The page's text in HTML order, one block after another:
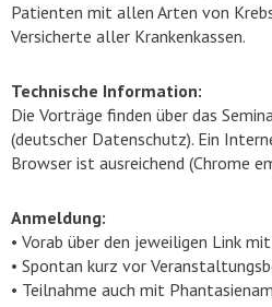
Patienten mit allen Arten von
Versicherte aller Krankenkassen.
Technische Information:
Die Vorträge finden über das
(deutscher Datenschutz). Ein
Browser ist ausreichend (Chrome
Anmeldung:
• Vorab über den jeweiligen Link
• Spontan kurz vor
• Teilnahme auch mit